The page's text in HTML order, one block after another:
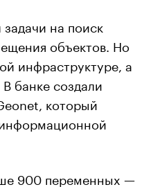
на поиск
объектов. Но
инфраструктуре, а
банке создали
который
900 переменных —